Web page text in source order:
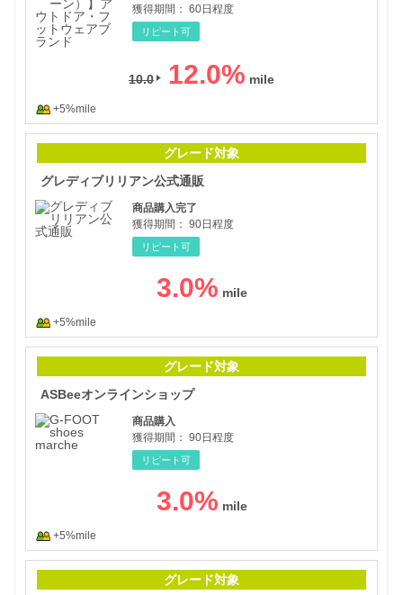
獲得期間： 60日程度
リピート可
10.0 12.0%
+5%mile
グレード対象
グレディブリリアン公式通販
商品購入完了
獲得期間： 90日程度
リピート可
3.0%
+5%mile
グレード対象
ASBeeオンラインショップ
商品購入
獲得期間： 90日程度
リピート可
3.0%
+5%mile
グレード対象